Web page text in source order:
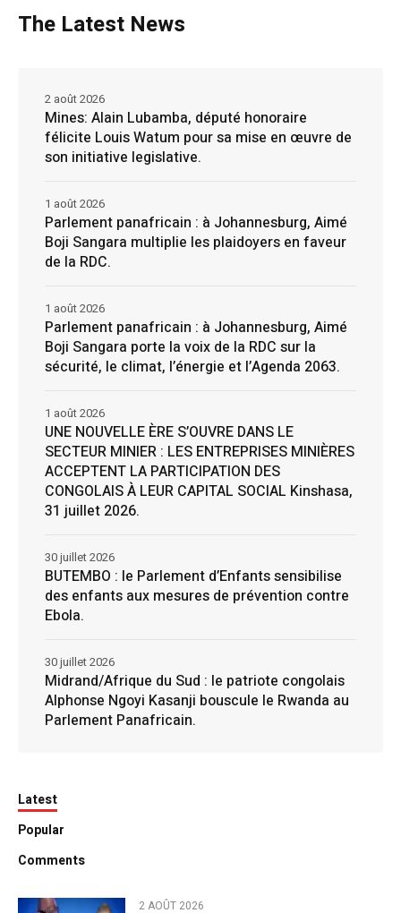
The Latest News
Mines: Alain Lubamba, député honoraire
félicite Louis Watum pour sa mise en œuvre de
son initiative legislative.
2 août 2026
Parlement panafricain : à Johannesburg, Aimé
Boji Sangara multiplie les plaidoyers en faveur
de la RDC.
1 août 2026
Parlement panafricain : à Johannesburg, Aimé
Boji Sangara porte la voix de la RDC sur la
sécurité, le climat, l’énergie et l’Agenda 2063.
1 août 2026
UNE NOUVELLE ÈRE S’OUVRE DANS LE
SECTEUR MINIER : LES ENTREPRISES MINIÈRES
ACCEPTENT LA PARTICIPATION DES
CONGOLAIS À LEUR CAPITAL SOCIAL Kinshasa,
31 juillet 2026.
1 août 2026
BUTEMBO : le Parlement d’Enfants sensibilise
des enfants aux mesures de prévention contre
Ebola.
30 juillet 2026
Midrand/Afrique du Sud : le patriote congolais
Alphonse Ngoyi Kasanji bouscule le Rwanda au
Parlement Panafricain.
30 juillet 2026
Latest
Popular
Comments
2 AOÛT 2026